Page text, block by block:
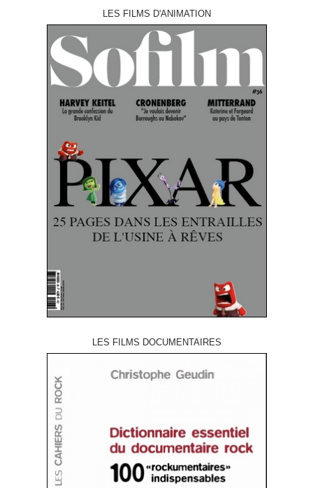
LES FILMS D'ANIMATION
LES FILMS DOCUMENTAIRES